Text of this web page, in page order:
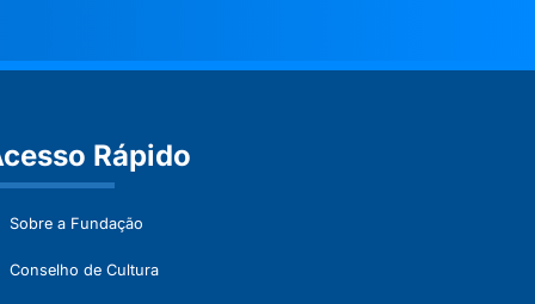
Rápido
Sobre a Fundação
Conselho de Cultura